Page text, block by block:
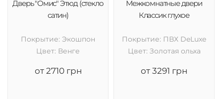
Дверь "Омис" Этюд (стекло
сатин)
Покрытие: Экошпон
Цвет: Венге
от 2710 грн
Межкомнатные двери
Классик глухое
Покрытие: ПВХ DeLuxe
Цвет: Золотая ольха
от 3291 грн